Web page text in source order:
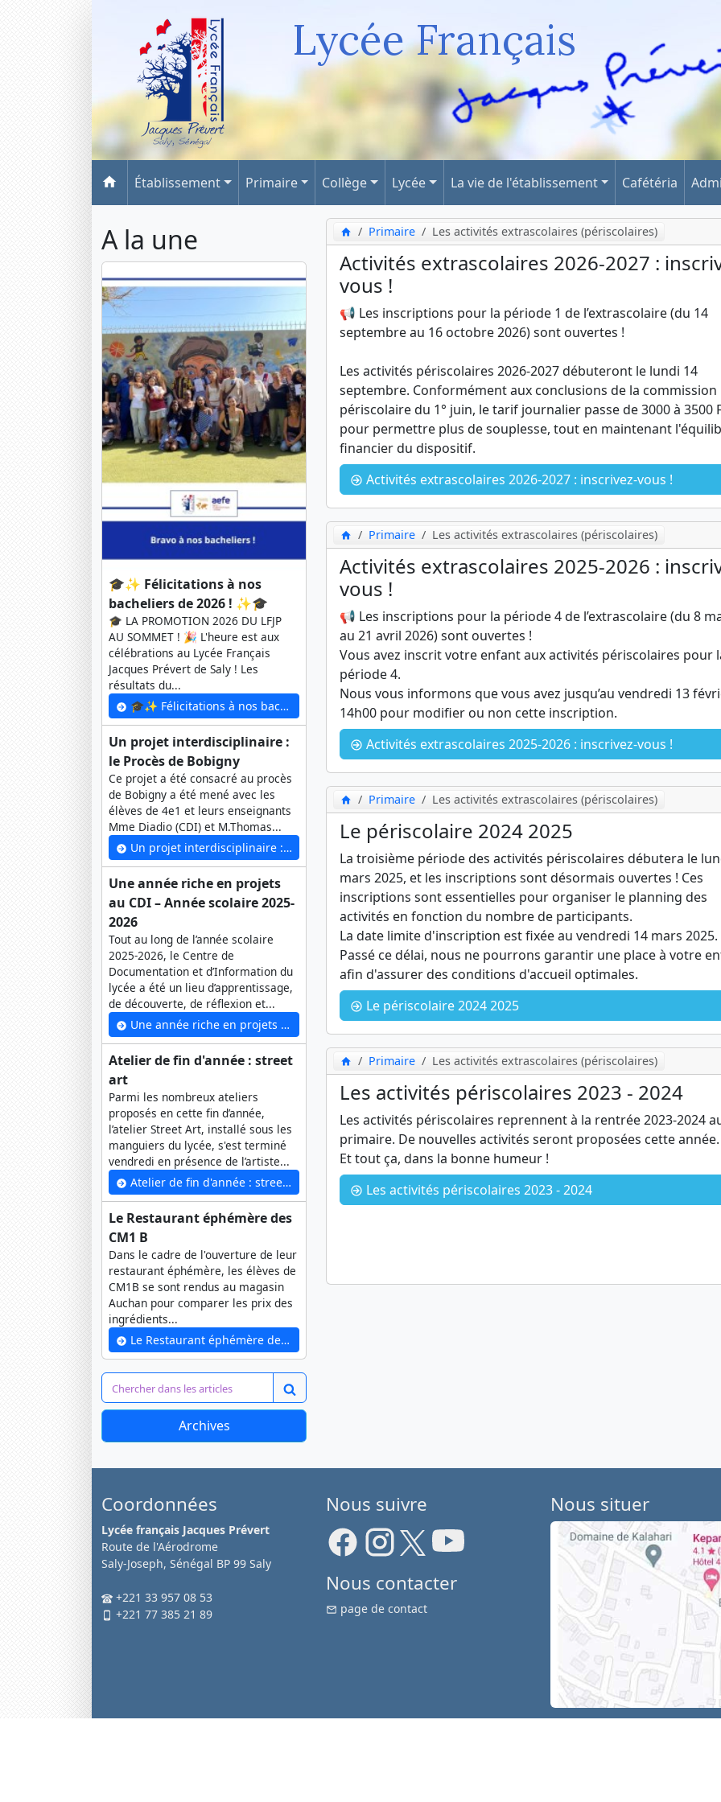
Lycée Français
Établissement Primaire Collège Lycée La vie de l'établissement Cafétéria
A la une
🎓✨ Félicitations à nos
bacheliers de 2026 ! ✨🎓
🎓 LA PROMOTION 2026 DU LFJP
AU SOMMET ! 🎉 L'heure est aux
célébrations au Lycée Français
Jacques Prévert de Saly ! Les
résultats du...
🎓✨ Félicitations à nos bacheliers de 2026 ! ✨🎓
Un projet interdisciplinaire :
le Procès de Bobigny
Ce projet a été consacré au procès
de Bobigny a été mené avec les
élèves de 4e1 et leurs enseignants
Mme Diadio (CDI) et M.Thomas...
Un projet interdisciplinaire : le Procès de Bobigny
Une année riche en projets
au CDI – Année scolaire 2025-
2026
Tout au long de l’année scolaire
2025-2026, le Centre de
Documentation et d’Information du
lycée a été un lieu d’apprentissage,
de découverte, de réflexion et...
Une année riche en projets au CDI – Année scolaire 2025-2026
Atelier de fin d'année : street
art
Parmi les nombreux ateliers
proposés en cette fin d’année,
l’atelier Street Art, installé sous les
manguiers du lycée, s'est terminé
vendredi en présence de l’artiste...
Atelier de fin d'année : street art
Le Restaurant éphémère des
CM1 B
Dans le cadre de l'ouverture de leur
restaurant éphémère, les élèves de
CM1B se sont rendus au magasin
Auchan pour comparer les prix des
ingrédients...
Le Restaurant éphémère des CM1 B
Archives
Primaire Les activités extrascolaires (périscolaires)
Activités extrascolaires 2026-2027 :
vous !
📢 Les inscriptions pour la période 1 de l’extrascolaire (du 14
septembre au 16 octobre 2026) sont ouvertes !
Les activités périscolaires 2026-2027 débuteront le lundi 14
septembre. Conformément aux conclusions de la commission
périscolaire du 1° juin, le tarif journalier passe de 3000 à 3500
pour permettre plus de souplesse, tout en maintenant
financier du dispositif.
Activités extrascolaires 2026-2027 : inscrivez-vous !
Primaire Les activités extrascolaires (périscolaires)
Activités extrascolaires 2025-2026 :
vous !
📢 Les inscriptions pour la période 4 de l’extrascolaire (du 8
au 21 avril 2026) sont ouvertes !
Vous avez inscrit votre enfant aux activités périscolaires pour
période 4.
Nous vous informons que vous avez jusqu’au vendredi 13
14h00 pour modifier ou non cette inscription.
Activités extrascolaires 2025-2026 : inscrivez-vous !
Primaire Les activités extrascolaires (périscolaires)
Le périscolaire 2024 2025
La troisième période des activités périscolaires débutera le
mars 2025, et les inscriptions sont désormais ouvertes ! Ces
inscriptions sont essentielles pour organiser le planning des
activités en fonction du nombre de participants.
La date limite d'inscription est fixée au vendredi 14 mars 2025.
Passé ce délai, nous ne pourrons garantir une place à votre
afin d'assurer des conditions d'accueil optimales.
Le périscolaire 2024 2025
Primaire Les activités extrascolaires (périscolaires)
Les activités périscolaires 2023 - 2024
Les activités périscolaires reprennent à la rentrée 2023-2024
primaire. De nouvelles activités seront proposées cette année.
Et tout ça, dans la bonne humeur !
Les activités périscolaires 2023 - 2024
Coordonnées
Lycée français Jacques Prévert
Route de l'Aérodrome
Saly-Joseph, Sénégal BP 99 Saly
+221 33 957 08 53
+221 77 385 21 89
Nous suivre
Nous contacter
page de contact
Nous situer